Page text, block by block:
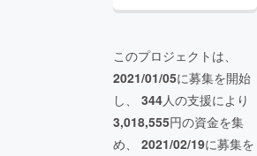
このプロジェクトは、
2021/01/05に募集を開始
し、 344人の支援により
3,018,555円の資金を集
め、 2021/02/19に募集を